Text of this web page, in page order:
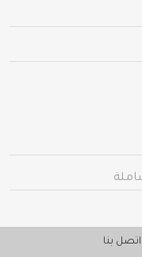
اتصل بنا